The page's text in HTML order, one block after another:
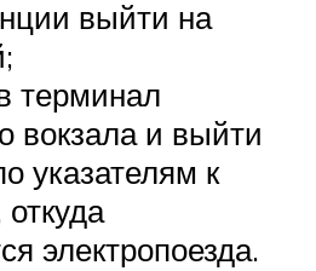
выйти на
терминал
вокзала и выйти
указателям к
электропоезда.